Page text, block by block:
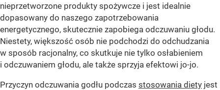
nieprzetworzone produkty spożywcze i jest idealnie
dopasowany do naszego zapotrzebowania
energetycznego, skutecznie zapobiega odczuwaniu głodu.
Niestety, większość osób nie podchodzi do odchudzania
w sposób racjonalny, co skutkuje nie tylko osłabieniem
i odczuwaniem głodu, ale także sprzyja efektowi jo-jo.
Przyczyn odczuwania godłu podczas stosowania diety jest